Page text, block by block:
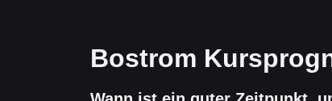
Bostrom